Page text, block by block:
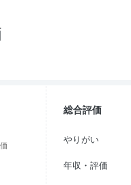
総合評価
やりがい
年収・評価